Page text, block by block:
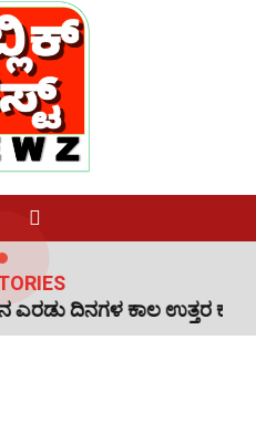
ಕಾಲ ಉತ್ತರ ಕನ್ನಡ ಸೇರಿ